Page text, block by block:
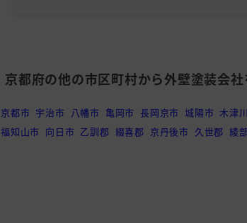
京都府の他の市区町村から外壁塗装会社
京都市 宇治市 八幡市 亀岡市 長岡京市 城陽市 木津
福知山市 向日市 乙訓郡 綴喜郡 京丹後市 久世郡 綾